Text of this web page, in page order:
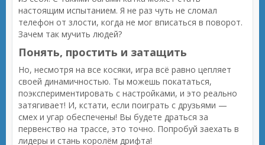
настоящим испытанием. Я не раз чуть не сломал
телефон от злости, когда не мог вписаться в поворот.
Зачем так мучить людей?
Понять, простить и затащить
Но, несмотря на все косяки, игра всё равно цепляет
своей динамичностью. Ты можешь покататься,
поэкспериментировать с настройками, и это реально
затягивает! И, кстати, если поиграть с друзьями —
смех и угар обеспечены! Вы будете драться за
первенство на трассе, это точно. Попробуй заехать в
лидеры и стань королём дрифта!